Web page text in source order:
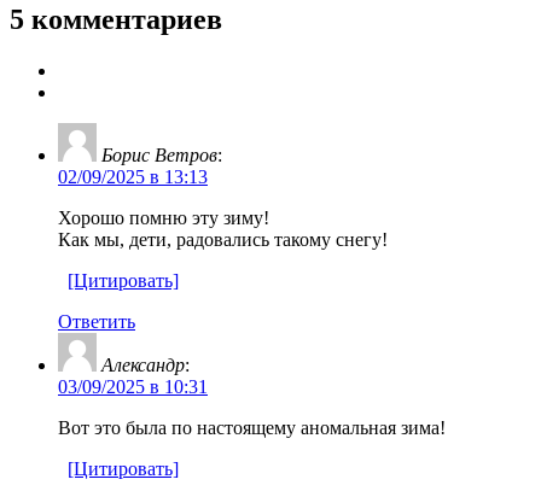
5 комментариев
Борис Ветров:
02/09/2025 в 13:13
Хорошо помню эту зиму!
Как мы, дети, радовались такому снегу!
[Цитировать]
Ответить
Александр:
03/09/2025 в 10:31
Вот это была по настоящему аномальная зима!
[Цитировать]